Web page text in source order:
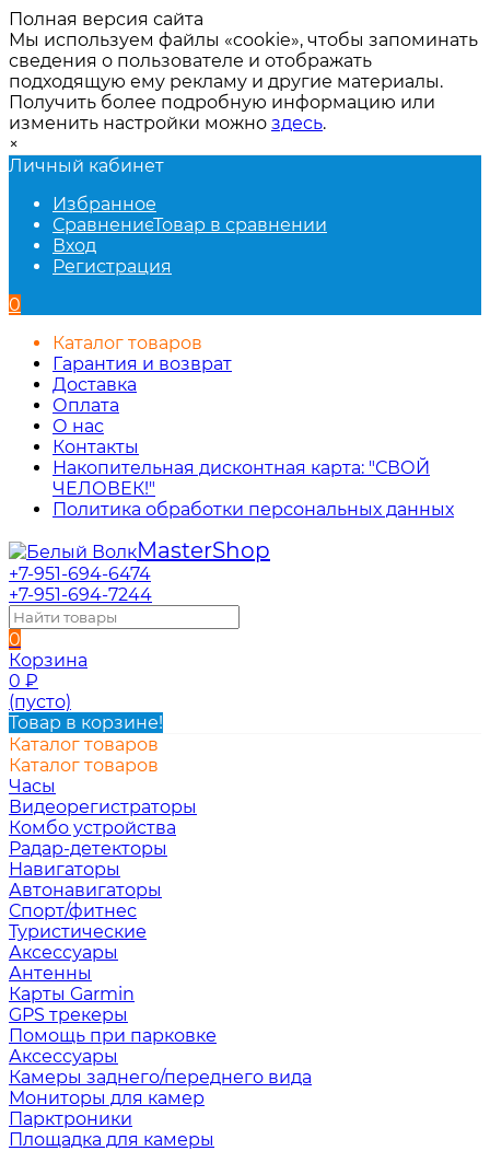
Полная версия сайта
Мы используем файлы «cookie», чтобы запоминать
сведения о пользователе и отображать
подходящую ему рекламу и другие материалы.
Получить более подробную информацию или
изменить настройки можно здесь.
×
Личный кабинет
Избранное
СравнениеТовар в сравнении
Вход
Регистрация
0
Каталог товаров
Гарантия и возврат
Доставка
Оплата
О нас
Контакты
Накопительная дисконтная карта: "СВОЙ
ЧЕЛОВЕК!"
Политика обработки персональных данных
MasterShop
+7-951-694-6474
+7-951-694-7244
0
Корзина
0 ₽
(пусто)
Товар в корзине!
Каталог товаров
Каталог товаров
Часы
Видеорегистраторы
Комбо устройства
Радар-детекторы
Навигаторы
Автонавигаторы
Спорт/фитнес
Туристические
Аксессуары
Антенны
Карты Garmin
GPS трекеры
Помощь при парковке
Аксессуары
Камеры заднего/переднего вида
Мониторы для камер
Парктроники
Площадка для камеры